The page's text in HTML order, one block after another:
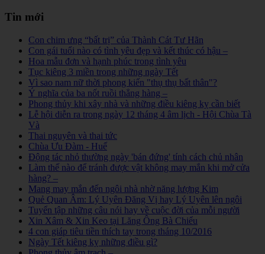
Tin mới
Con chim ưng “bất trị” của Thành Cát Tư Hãn
Con gái tuổi nào có tình yêu đẹp và kết thúc có hậu –
Hoa mẫu đơn và hạnh phúc trong tình yêu
Tục kiêng 3 miền trong những ngày Tết
Vì sao nam nữ thời phong kiến "thụ thụ bất thân"?
Ý nghĩa của ba nốt ruồi thẳng hàng –
Phong thủy khi xây nhà và những điều kiêng kỵ cần biết
Lễ hội diễn ra trong ngày 12 tháng 4 âm lịch - Hội Chùa Tà
Và
Thai nguyên và thai tức
Chùa Ưu Đàm - Huế
Động tác nhỏ thường ngày 'bán đứng' tính cách chủ nhân
Làm thế nào để tránh được vật không may mắn khi mở cửa
hàng? –
Mang may mắn đến ngôi nhà nhờ năng lượng Kim
Quẻ Quan Âm: Lý Uyên Đăng Vị hay Lý Uyên lên ngôi
Tuyển tập những câu nói hay về cuộc đời của mỗi người
Xin Xâm & Xin Keo tại Lăng Ông Bà Chiểu
4 con giáp tiêu tiền thích tay trong tháng 10/2016
Ngày Tết kiêng kỵ những điều gì?